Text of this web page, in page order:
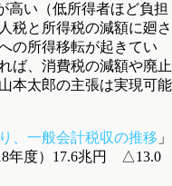
高い（低所得者ほど負担
税と所得税の減額に廻さ
の所得移転が起きてい
ば、消費税の減額や廃止
本太郎の主張は実現可能
、一般会計税収の推移 」
年度）17.6兆円 △13.0